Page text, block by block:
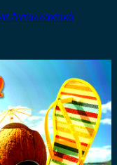
Ανταλλακτικά